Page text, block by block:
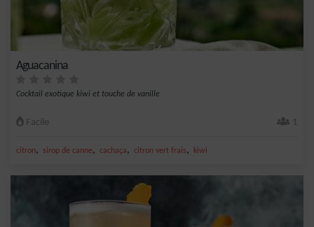
Aguacanina
Cocktail exotique kiwi et touche de vanille
Facile 1
citron, sirop de canne, cachaça, citron vert frais, kiwi